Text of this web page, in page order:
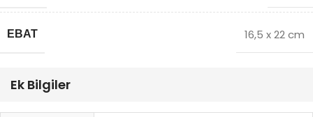
EBAT 16,5 x 22 cm
Ek Bilgiler